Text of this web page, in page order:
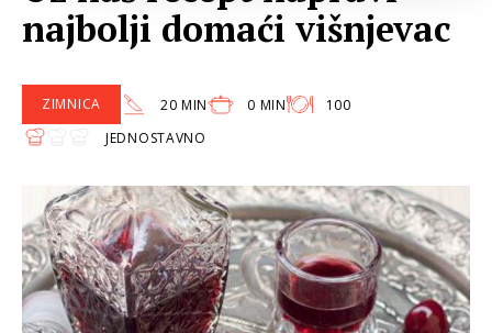
najbolji domaći višnjevac
ZIMNICA 20 MIN 0 MIN
100
JEDNOSTAVNO